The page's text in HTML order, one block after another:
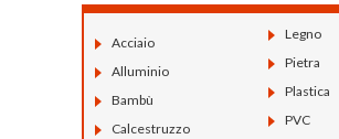
Acciaio
Alluminio
Bambù
Calcestruzzo
Legno
Pietra
Plastica
PVC